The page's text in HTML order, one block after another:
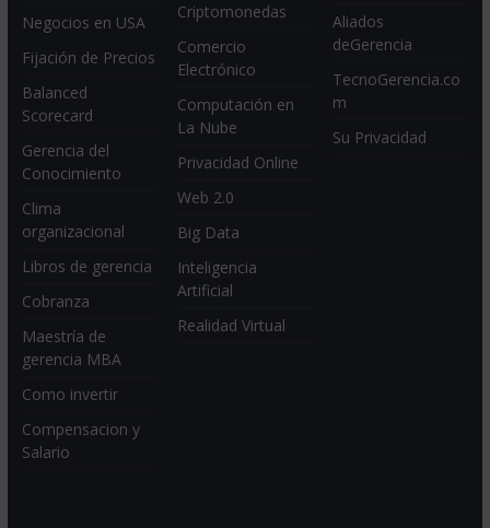
Negocios en USA
Fijación de Precios
Balanced
Scorecard
Gerencia del
Conocimiento
Clima
organizacional
Libros de gerencia
Cobranza
Maestría de
gerencia MBA
Como invertir
Compensacion y
Salario
Criptomonedas
Comercio
Electrónico
Computación en
La Nube
Privacidad Online
Web 2.0
Big Data
Inteligencia
Artificial
Realidad Virtual
Aliados
deGerencia
TecnoGerencia.co
m
Su Privacidad